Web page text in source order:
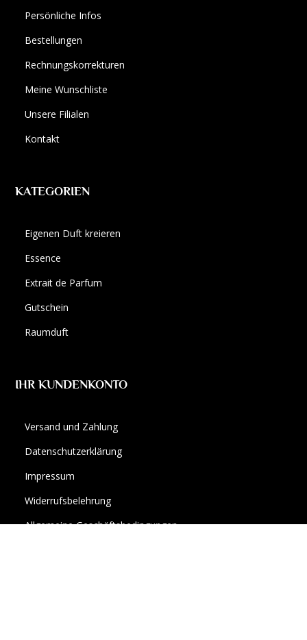
Persönliche Infos
Bestellungen
Rechnungskorrekturen
Meine Wunschliste
Unsere Filialen
Kontakt
KATEGORIEN
Eigenen Duft kreieren
Essence
Extrait de Parfum
Gutschein
Raumduft
IHR KUNDENKONTO
Versand und Zahlung
Datenschutzerklärung
Impressum
Widerrufsbelehrung
Allgemeine Geschäftsbedingungen